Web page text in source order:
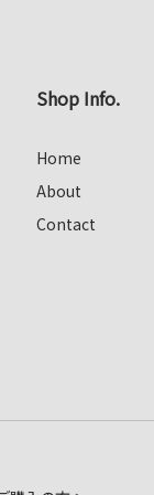
Shop Info.
Home
About
Contact